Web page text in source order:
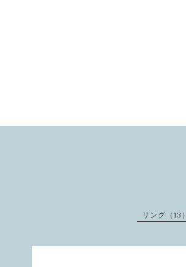
リング（13）